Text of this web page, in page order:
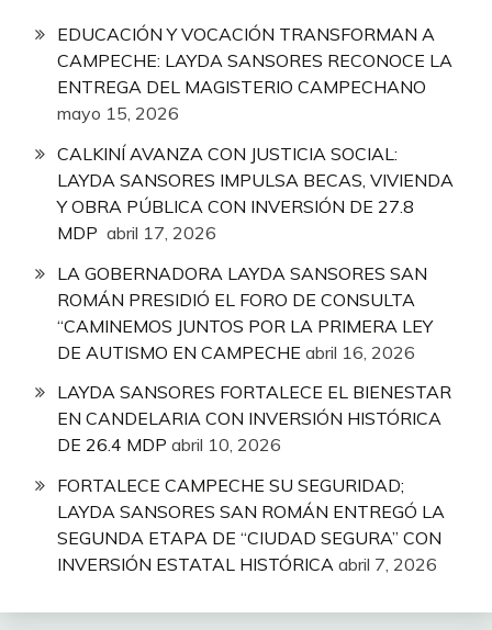
EDUCACIÓN Y VOCACIÓN TRANSFORMAN A
CAMPECHE: LAYDA SANSORES RECONOCE LA
ENTREGA DEL MAGISTERIO CAMPECHANO
mayo 15, 2026
CALKINÍ AVANZA CON JUSTICIA SOCIAL:
LAYDA SANSORES IMPULSA BECAS, VIVIENDA
Y OBRA PÚBLICA CON INVERSIÓN DE 27.8
MDP abril 17, 2026
LA GOBERNADORA LAYDA SANSORES SAN
ROMÁN PRESIDIÓ EL FORO DE CONSULTA
“CAMINEMOS JUNTOS POR LA PRIMERA LEY
DE AUTISMO EN CAMPECHE abril 16, 2026
LAYDA SANSORES FORTALECE EL BIENESTAR
EN CANDELARIA CON INVERSIÓN HISTÓRICA
DE 26.4 MDP abril 10, 2026
FORTALECE CAMPECHE SU SEGURIDAD;
LAYDA SANSORES SAN ROMÁN ENTREGÓ LA
SEGUNDA ETAPA DE “CIUDAD SEGURA” CON
INVERSIÓN ESTATAL HISTÓRICA abril 7, 2026